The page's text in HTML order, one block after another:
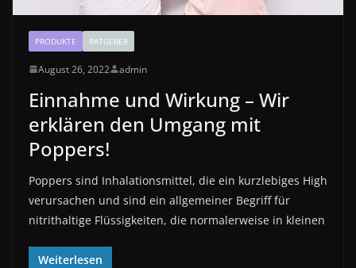
PRODUKTE RATGEBER
August 26, 2022 admin
Einnahme und Wirkung – Wir
erklären den Umgang mit
Poppers!
Poppers sind Inhalationsmittel, die ein kurzlebiges High
verursachen und sind ein allgemeiner Begriff für
nitrithaltige Flüssigkeiten, die normalerweise in kleinen
Weiterlesen